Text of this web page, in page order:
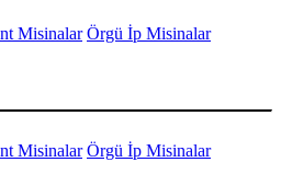
Misinalar Örgü İp Misinalar
Misinalar Örgü İp Misinalar